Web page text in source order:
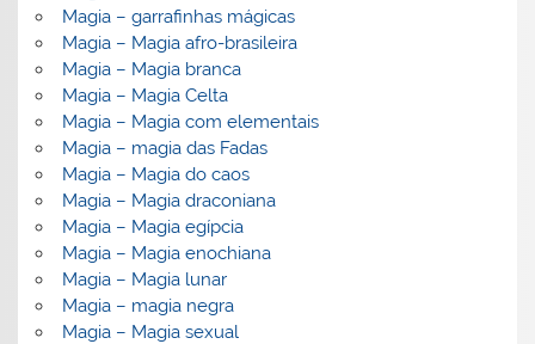
Magia – garrafinhas mágicas
Magia – Magia afro-brasileira
Magia – Magia branca
Magia – Magia Celta
Magia – Magia com elementais
Magia – magia das Fadas
Magia – Magia do caos
Magia – Magia draconiana
Magia – Magia egípcia
Magia – Magia enochiana
Magia – Magia lunar
Magia – magia negra
Magia – Magia sexual